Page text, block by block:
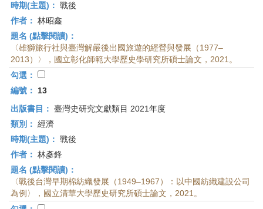
時期(主題)： 戰後
作者： 林昭鑫
題名 (點擊閱讀)：
〈雄獅旅行社與臺灣解嚴後出國旅遊的經營與發展（1977–
2013）〉，國立彰化師範大學歷史學研究所碩士論文，2021。
勾選：
編號：
13
出版書目： 臺灣史研究文獻類目 2021年度
類別： 經濟
時期(主題)： 戰後
作者： 林彥鋒
題名 (點擊閱讀)：
〈戰後台灣早期棉紡織發展（1949–1967）：以中國紡織建設公司
為例〉，國立清華大學歷史研究所碩士論文，2021。